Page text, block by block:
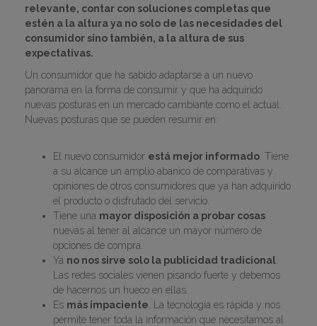
relevante, contar con soluciones completas que
estén a la altura ya no solo de las necesidades del
consumidor sino también, a la altura de sus
expectativas.
Un consumidor que ha sabido adaptarse a un nuevo
panorama en la forma de consumir y que ha adquirido
nuevas posturas en un mercado cambiante como el actual.
Nuevas posturas que se pueden resumir en:
El nuevo consumidor está mejor informado . Tiene
a su alcance un amplio abanico de comparativas y
opiniones de otros consumidores que ya han adquirido
el producto o disfrutado del servicio.
Tiene una mayor disposición a probar cosas
nuevas al tener al alcance un mayor número de
opciones de compra.
Ya no nos sirve solo la publicidad tradicional
Las redes sociales vienen pisando fuerte y debemos
de hacernos un hueco en ellas.
Es más impaciente . La tecnología es rápida y nos
permite tener toda la información que necesitamos al